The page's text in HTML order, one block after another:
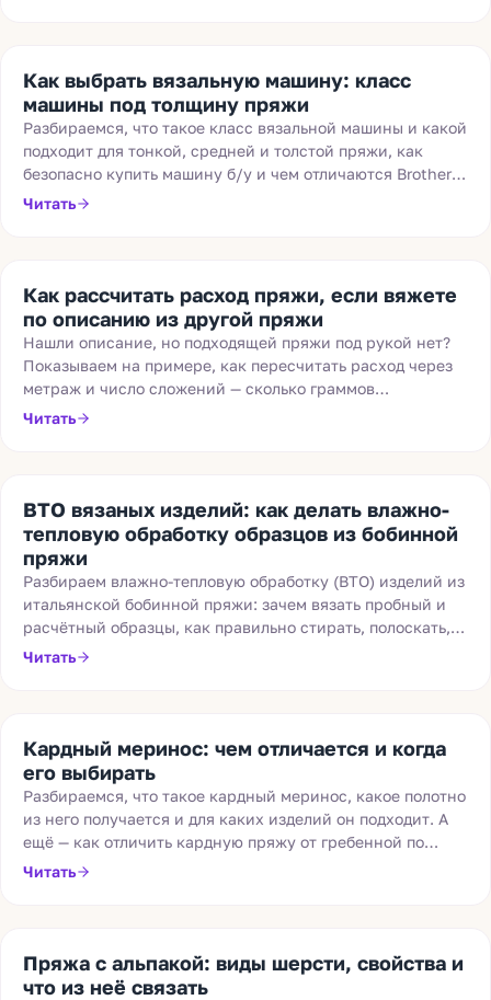
Как выбрать вязальную машину: класс
машины под толщину пряжи
Разбираемся, что такое класс вязальной машины и какой
подходит для тонкой, средней и толстой пряжи, как
безопасно купить машину б/у и чем отличаются Brother и
Silver Reed.
Читать
Как рассчитать расход пряжи, если вяжете
по описанию из другой пряжи
Нашли описание, но подходящей пряжи под рукой нет?
Показываем на примере, как пересчитать расход через
метраж и число сложений — сколько граммов
понадобится именно вашей пряжи.
Читать
ВТО вязаных изделий: как делать влажно-
тепловую обработку образцов из бобинной
пряжи
Разбираем влажно-тепловую обработку (ВТО) изделий из
итальянской бобинной пряжи: зачем вязать пробный и
расчётный образцы, как правильно стирать, полоскать,
сушить, блокировать и отпаривать вязаные вещи.
Читать
Кардный меринос: чем отличается и когда
его выбирать
Разбираемся, что такое кардный меринос, какое полотно
из него получается и для каких изделий он подходит. А
ещё — как отличить кардную пряжу от гребенной по
фактуре, метражу и артикулу.
Читать
Пряжа с альпакой: виды шерсти, свойства и
что из неё связать